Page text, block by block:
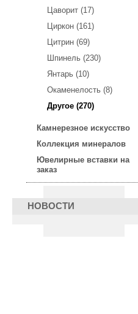
Цаворит (17)
Циркон (161)
Цитрин (69)
Шпинель (230)
Янтарь (10)
Окаменелость (8)
Другое (270)
Камнерезное искусство
Коллекция минералов
Ювелирные вставки на
заказ
НОВОСТИ